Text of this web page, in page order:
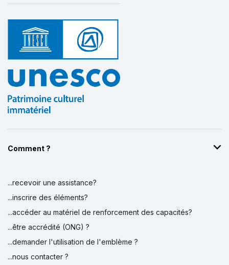
Comment ?
...recevoir une assistance?
...inscrire des éléments?
...accéder au matériel de renforcement des capacités?
...être accrédité (ONG) ?
...demander l'utilisation de l'emblème ?
...nous contacter ?